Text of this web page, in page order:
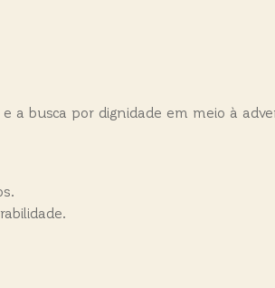
a busca por dignidade em meio à